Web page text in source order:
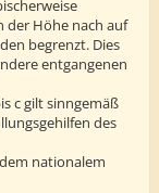
der Höhe nach auf
begrenzt. Dies
entgangenen
c gilt sinngemäß
des
nationalem